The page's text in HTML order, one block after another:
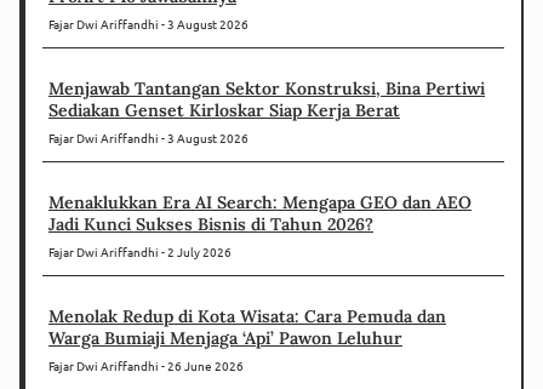
Fajar Dwi Ariffandhi 3 August 2026
Menjawab Tantangan Sektor Konstruksi, Bina Pertiwi
Sediakan Genset Kirloskar Siap Kerja Berat
Fajar Dwi Ariffandhi 3 August 2026
Menaklukkan Era AI Search: Mengapa GEO dan AEO
Jadi Kunci Sukses Bisnis di Tahun 2026?
Fajar Dwi Ariffandhi 2 July 2026
Menolak Redup di Kota Wisata: Cara Pemuda dan
Warga Bumiaji Menjaga ‘Api’ Pawon Leluhur
Fajar Dwi Ariffandhi 26 June 2026